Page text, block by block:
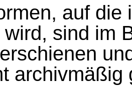
auf die
sind im